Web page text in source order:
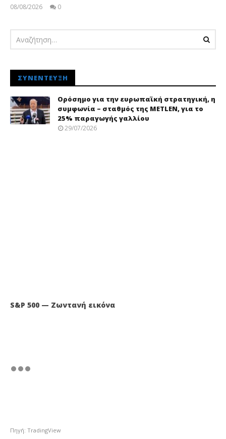
08/08/2026
0
ΣΥΝΈΝΤΕΥΞΗ
Ορόσημο για την ευρωπαϊκή στρατηγική, η
συμφωνία – σταθμός της METLEN, για το
25% παραγωγής γαλλίου
29/07/2026
S&P 500 — Ζωντανή εικόνα
Πηγή: TradingView